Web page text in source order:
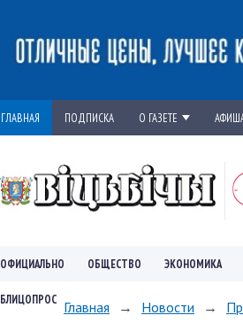
ГЛАВНАЯ ПОДПИСКА О ГАЗЕТЕ
ОФИЦИАЛЬНО ОБЩЕСТВО ЭКОНОМИКА
БЛИЦОПРОС Главная → Новости →